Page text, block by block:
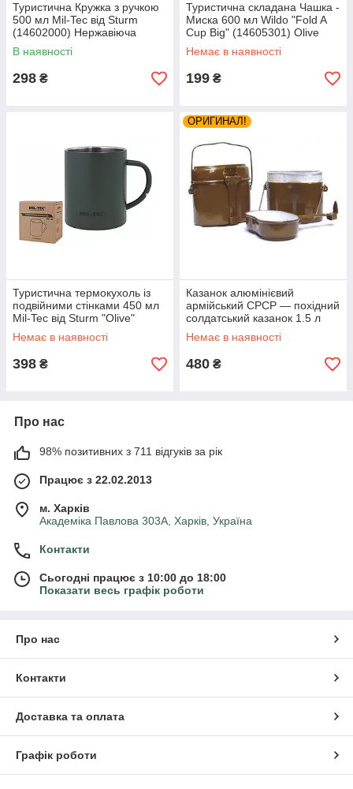
Туристична Кружка з ручкою
500 мл Mil-Tec від Sturm
(14602000) Нержавіюча
сталь
В наявності
298 ₴
Туристична складана Чашка -
Миска 600 мл Wildo "Fold A
Cup Big" (14605301) Olive
Немає в наявності
199 ₴
Туристична термокухоль із
подвійними стінками 450 мл
Mil-Tec від Sturm "Olive"
(14603500) Неіржавка сталь
Немає в наявності
398 ₴
ОРИГИНАЛ!
Казанок алюмінієвий
армійський СРСР — похідний
солдатський казанок 1.5 л
Немає в наявності
480 ₴
Про нас
98% позитивних з 711 відгуків за рік
Працює з 22.02.2013
м. Харків
Академіка Павлова 303А, Харків, Україна
Контакти
Сьогодні працює з 10:00 до 18:00
Показати весь графік роботи
Про нас
Контакти
Доставка та оплата
Графік роботи